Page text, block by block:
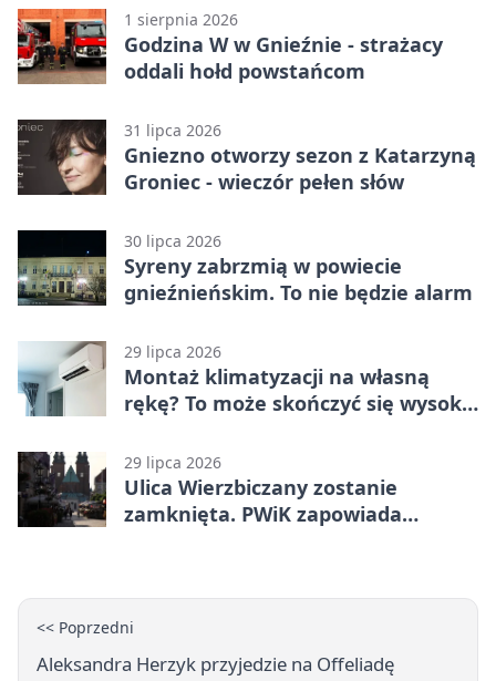
1 sierpnia 2026
Godzina W w Gnieźnie - strażacy
oddali hołd powstańcom
31 lipca 2026
Gniezno otworzy sezon z Katarzyną
Groniec - wieczór pełen słów
30 lipca 2026
Syreny zabrzmią w powiecie
gnieźnieńskim. To nie będzie alarm
29 lipca 2026
Montaż klimatyzacji na własną
rękę? To może skończyć się wysoką
29 lipca 2026
Ulica Wierzbiczany zostanie
zamknięta. PWiK zapowiada
<< Poprzedni
Aleksandra Herzyk przyjedzie na Offeliadę